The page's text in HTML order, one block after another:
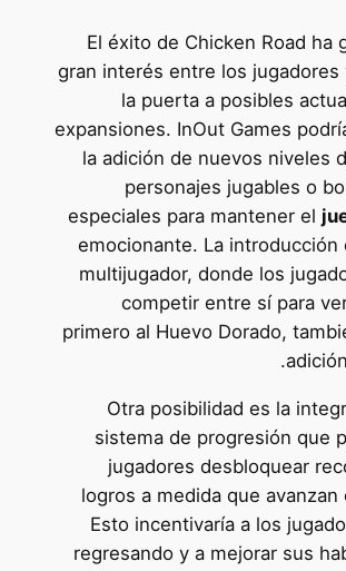
El éxito de Chicken Road ha
gran interés entre los jugadores
la puerta a posibles
expansiones. InOut Games
la adición de nuevos niveles
personajes jugables o
especiales para mantener el
emocionante. La introducción
multijugador, donde los
competir entre sí para
primero al Huevo Dorado,
Otra posibilidad es la
sistema de progresión que
jugadores desbloquear
logros a medida que avanzan
Esto incentivaría a los
regresando y a mejorar sus